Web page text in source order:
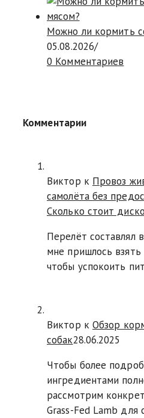
Можно ли кормить
05.08.2026/
0 Комментариев
Комментарии
Виктор к Провоз
самолёта без
Сколько стоит
Перелёт составлял
мне пришлось
чтобы успокоить
Виктор к Обзор
собак28.06.2025
Чтобы более
ингредиентами
рассмотрим
Grass-Fed Lamb для